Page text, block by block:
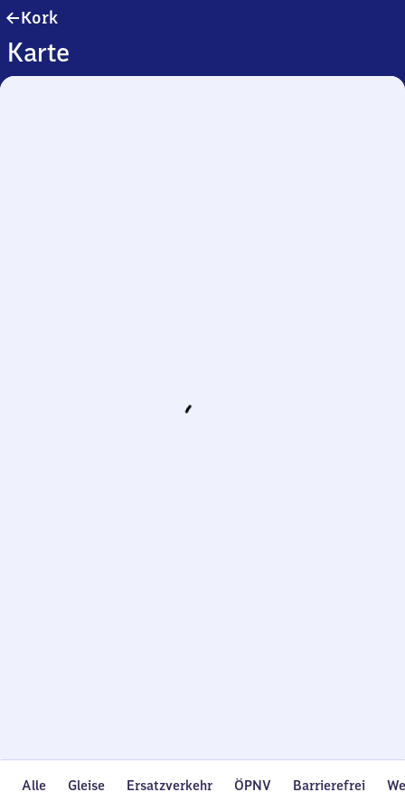
Kork
Karte
Alle Gleise Ersatzverkehr ÖPNV Barrierefrei